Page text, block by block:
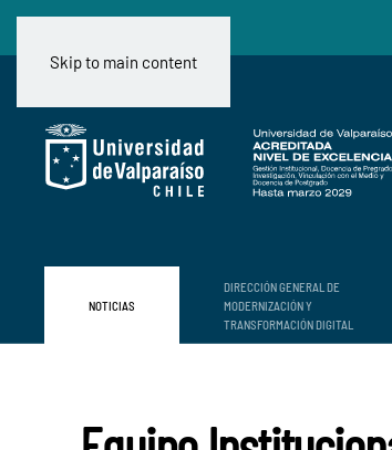
Skip to main content
NOTICIAS
DIRECCIÓN GENERAL DE
MODERNIZACIÓN Y
TRANSFORMACIÓN DIGITAL